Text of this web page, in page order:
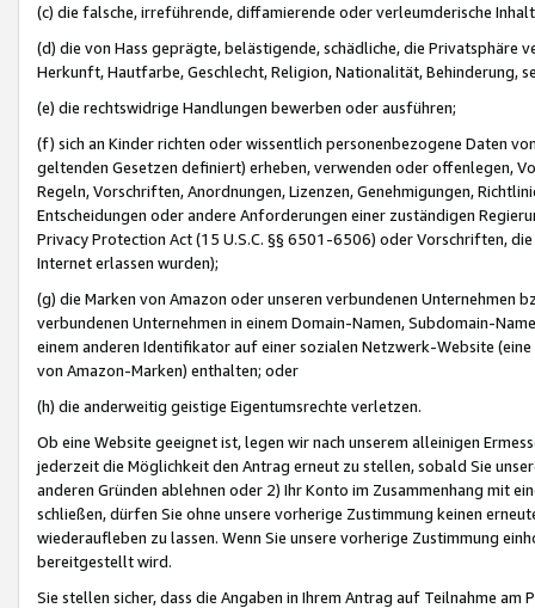
(c) die falsche, irreführende, diffamierende oder verleumderische
(d) die von Hass geprägte, belästigende, schädliche, die Privatsphäre
Herkunft, Hautfarbe, Geschlecht, Religion, Nationalität, Behinderung,
(e) die rechtswidrige Handlungen bewerben oder ausführen;
(f) sich an Kinder richten oder wissentlich personenbezogene Daten
geltenden Gesetzen definiert) erheben, verwenden oder offenlegen,
Regeln, Vorschriften, Anordnungen, Lizenzen, Genehmigungen,
Entscheidungen oder andere Anforderungen einer zuständigen
Privacy Protection Act (15 U.S.C. §§ 6501-6506) oder Vorschriften,
Internet erlassen wurden);
(g) die Marken von Amazon oder unseren verbundenen Unternehmen
verbundenen Unternehmen in einem Domain-Namen, Subdomain-
einem anderen Identifikator auf einer sozialen Netzwerk-Website
von Amazon-Marken) enthalten; oder
(h) die anderweitig geistige Eigentumsrechte verletzen.
Ob eine Website geeignet ist, legen wir nach unserem alleinigen
jederzeit die Möglichkeit den Antrag erneut zu stellen, sobald Sie
anderen Gründen ablehnen oder 2) Ihr Konto im Zusammenhang mit
schließen, dürfen Sie ohne unsere vorherige Zustimmung keinen
wiederaufleben zu lassen. Wenn Sie unsere vorherige Zustimmung
bereitgestellt wird.
Sie stellen sicher, dass die Angaben in Ihrem Antrag auf Teilnahme